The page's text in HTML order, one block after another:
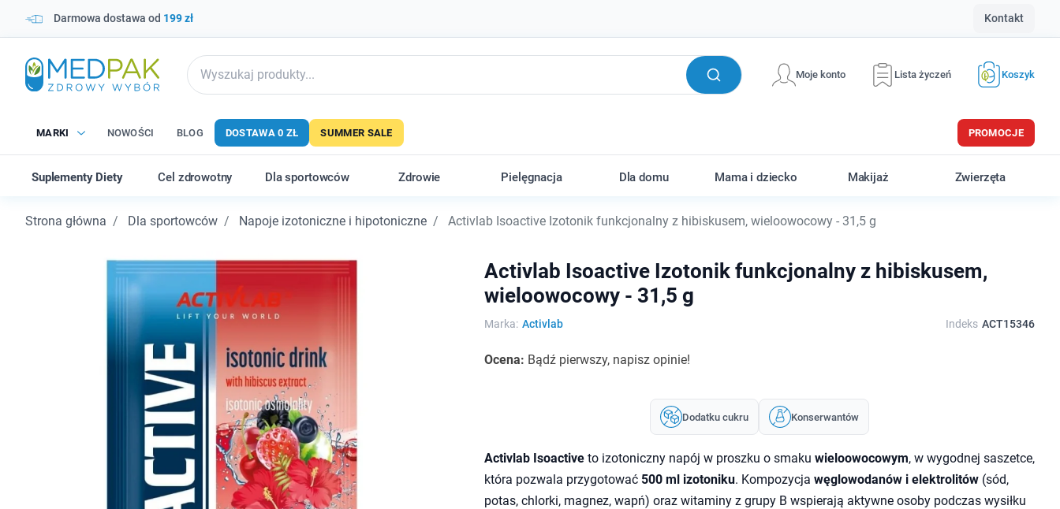
Darmowa dostawa od 199 zł Kontakt
Moje konto Lista życzeń Koszyk
MARKI NOWOŚCI BLOG DOSTAWA 0 ZŁ SUMMER SALE PROMOCJE
Suplementy Diety Cel zdrowotny Dla sportowców Zdrowie Pielęgnacja Dla domu Mama i dziecko Makijaż Zwierzęta
Strona główna Dla sportowców Napoje izotoniczne i hipotoniczne Activlab Isoactive Izotonik funkcjonalny z hibiskusem, wieloowocowy - 31,5 g
Activlab Isoactive Izotonik funkcjonalny z hibiskusem,
wieloowocowy - 31,5 g
Marka: Activlab Indeks ACT15346
Ocena: Bądź pierwszy, napisz opinie!
Dodatku cukru Konserwantów
Activlab Isoactiveto izotoniczny napój w proszku o smaku wieloowocowym, w wygodnej saszetce,
która pozwala przygotować 500 ml izotoniku. Kompozycja węglowodanów i elektrolitów(sód,
potas, chlorki, magnez, wapń) oraz witaminy z grupy B wspierają aktywne osoby podczas wysiłku